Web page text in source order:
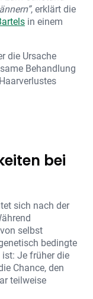
, erklärt die
in einem
die Ursache
Behandlung
bei
sich nach der
selbst
bedingte
ist: Je früher die
Chance, den
teilweise